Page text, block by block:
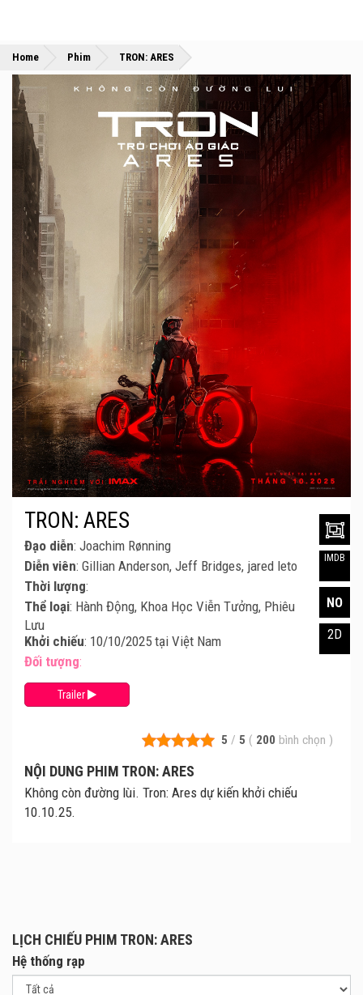
Home »
Phim »
TRON: ARES
5 / 5 ( 200 bình chọn )
NỘI DUNG PHIM TRON: ARES
Không còn đường lùi. Tron: Ares dự kiến khởi chiếu
10.10.25.
TRON: ARES
Đạo diễn: Joachim Rønning
Diễn viên: Gillian Anderson, Jeff Bridges, jared leto
Thời lượng:
Thể loại: Hành Động, Khoa Học Viễn Tưởng, Phiêu
Lưu
Khởi chiếu: 10/10/2025 tại Việt Nam
Đối tượng:
Trailer
IMDB
NO
2D
LỊCH CHIẾU PHIM TRON: ARES
Hệ thống rạp